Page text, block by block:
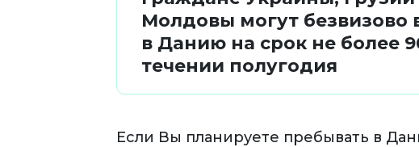
Молдовы могут безвизово
в Данию на срок не более
течении полугодия
Если Вы планируете пребывать в